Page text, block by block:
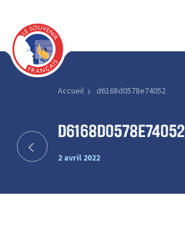
Accueil d6168d0578e74052
d6168d0578e74052
2 avril 2022